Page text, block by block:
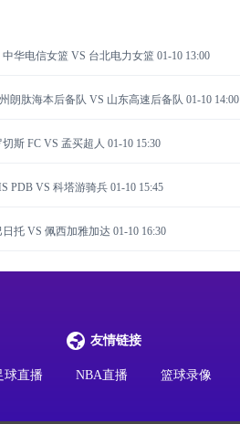
中华电信女篮 VS 台北电力女篮01-10 13:00
朗肽海本后备队 VS 山东高速后备队01-10 14:00
切斯 FC VS 孟买超人01-10 15:30
PDB VS 科塔游骑兵01-10 15:45
日托 VS 佩西加雅加达01-10 16:30
友情链接
球直播 NBA直播 篮球录像